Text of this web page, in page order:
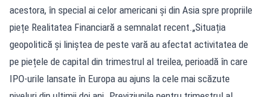
acestora, în special ai celor americani și din Asia spre propriile
piețe Realitatea Financiară a semnalat recent.„Situația
geopolitică și liniștea de peste vară au afectat activitatea de
pe piețele de capital din trimestrul al treilea, perioadă în care
IPO-urile lansate în Europa au ajuns la cele mai scăzute